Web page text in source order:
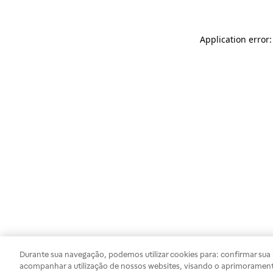
Application
Durante sua navegação, podemos utilizar cookies para: confirmar
acompanhar a utilização de nossos websites, visando o